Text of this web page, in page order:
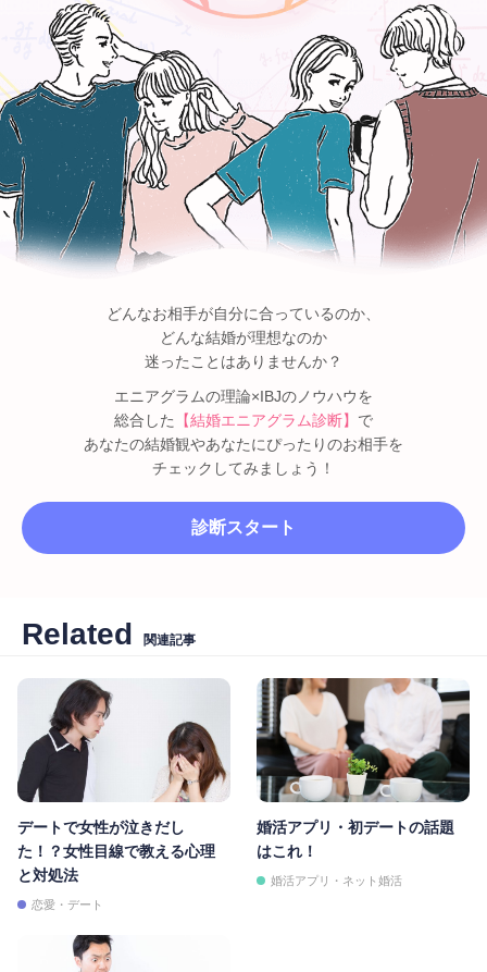
どんなお相手が自分に合っているのか、
どんな結婚が理想なのか
迷ったことはありませんか？
エニアグラムの理論×IBJのノウハウを
総合した
【結婚エニアグラム診断】 で
あなたの結婚観やあなたにぴったりのお相手を
チェックしてみましょう！
診断スタート
Related 関連記事
デートで女性が泣きだし
た！？女性目線で教える心理
と対処法
恋愛・デート
婚活アプリ・初デートの話題
はこれ！
婚活アプリ・ネット婚活